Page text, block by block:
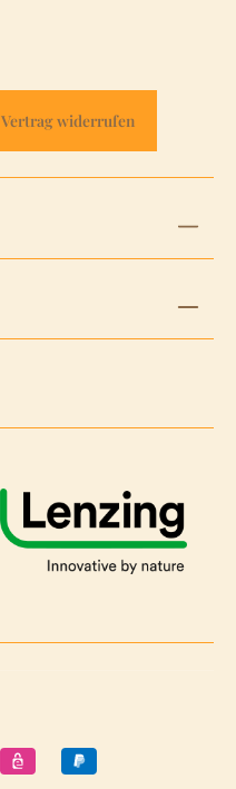
Vertrag widerrufen